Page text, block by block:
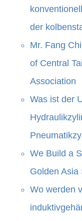
der
Mr. Fang
of Central
Association
Was ist der
We Build a
Golden Asia
Wo werden